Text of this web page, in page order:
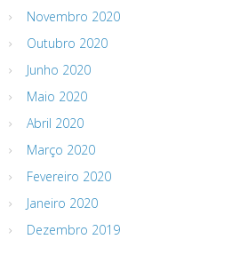
Novembro 2020
Outubro 2020
Junho 2020
Maio 2020
Abril 2020
Março 2020
Fevereiro 2020
Janeiro 2020
Dezembro 2019